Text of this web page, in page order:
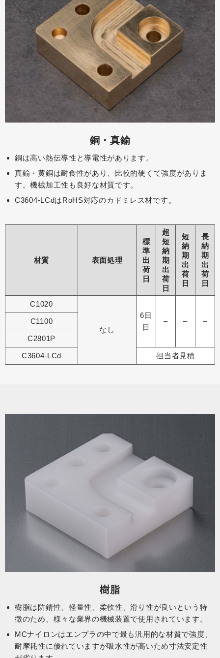
銅・真鍮
銅は高い熱伝導性と導電性があります。
真鍮・黄銅は耐食性があり、比較的硬くて強度がありま
す。機械加工性も良好な材質です。​
C3604-LCdはRoHS対応のカドミレス材です。
材質 表面処理
標
準
出
荷
日
超
短
納
期
出
荷
日
短
納
期
出
荷
日
長
納
期
出
荷
日
C1020
なし
6日
目
– – –
C1100
C2801P
C3604-LCd 担当者見積
樹脂
樹脂は防錆性、軽量性、柔軟性、滑り性が良いという特
徴のため、様々な業界の機械装置で使用されています。
MCナイロンはエンプラの中で最も汎用的な材質で強度、
耐摩耗性に優れていますが吸水性が高いため寸法安定性